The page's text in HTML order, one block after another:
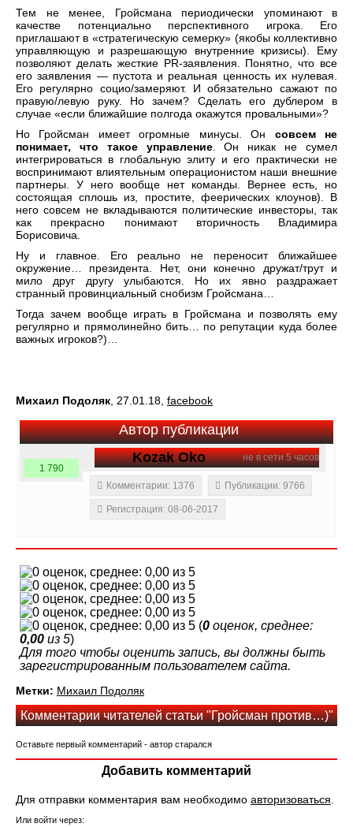
Тем не менее, Гройсмана периодически упоминают в
качестве потенциально перспективного игрока. Его
приглашают в «стратегическую семерку» (якобы коллективно
управляющую и разрешающую внутренние кризисы). Ему
позволяют делать жесткие PR-заявления. Понятно, что все
его заявления — пустота и реальная ценность их нулевая.
Его регулярно социо/замеряют. И обязательно сажают по
правую/левую руку. Но зачем? Сделать его дублером в
случае «если ближайшие полгода окажутся провальными»?
Но Гройсман имеет огромные минусы. Он совсем не
понимает, что такое управление. Он никак не сумел
интегрироваться в глобальную элиту и его практически не
воспринимают влиятельным операционистом наши внешние
партнеры. У него вообще нет команды. Вернее есть, но
состоящая сплошь из, простите, феерических клоунов). В
него совсем не вкладываются политические инвесторы, так
как прекрасно понимают вторичность Владимира
Борисовича.
Ну и главное. Его реально не переносит ближайшее
окружение… президента. Нет, они конечно дружат/трут и
мило друг другу улыбаются. Но их явно раздражает
странный провинциальный снобизм Гройсмана…
Тогда зачем вообще играть в Гройсмана и позволять ему
регулярно и прямолинейно бить… по репутации куда более
важных игроков?)…
Михаил Подоляк, 27.01.18, facebook
Автор публикации
не в сети 5 часов
Kozak Oko
1 790
Комментарии: 1376
Публикации: 9766
Регистрация: 08-06-2017
(0 оценок, среднее:
0,00 из 5)
Для того чтобы оценить запись, вы должны быть
зарегистрированным пользователем сайта.
Метки: Михаил Подоляк
Комментарии читателей статьи "Гройсман против…)"
Оставьте первый комментарий - автор старался
Добавить комментарий
Для отправки комментария вам необходимо авторизоваться.
Или войти через: